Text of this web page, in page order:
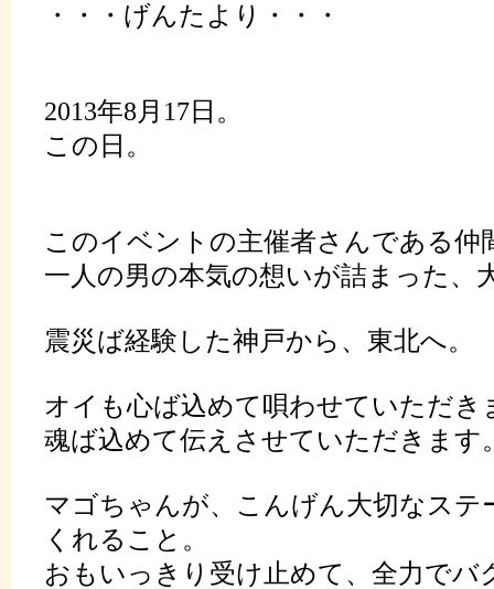
・・・げんたより・・・
2013年8月17日。
この日。
このイベントの主催者さんである仲
一人の男の本気の想いが詰まった、
震災ば経験した神戸から、東北へ。
オイも心ば込めて唄わせていただき
魂ば込めて伝えさせていただきます
マゴちゃんが、こんげん大切なステ
くれること。
おもいっきり受け止めて、全力でバ